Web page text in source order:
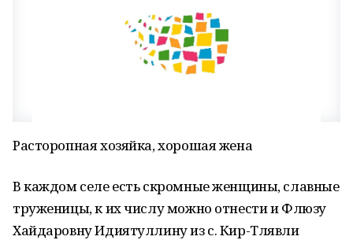
Расторопная хозяйка, хорошая жена
В каждом селе есть скромные женщины, славные
труженицы, к их числу можно отнести и Флюзу
Хайдаровну Идиятуллину из с. Кир-Тлявли